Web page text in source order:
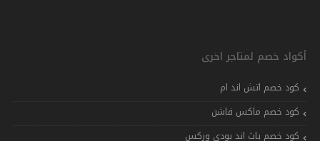
أكواد خصم لمتاجر اخرى
كود خصم اتش اند ام
كود خصم ماكس فاشن
كود خصم باث اند بودي وركس